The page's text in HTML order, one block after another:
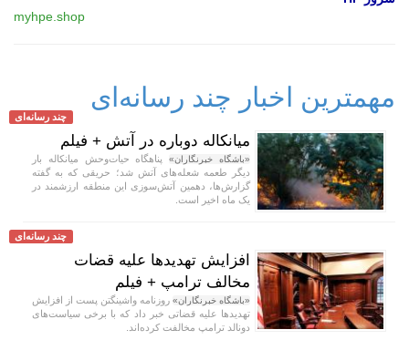
myhpe.shop
مهمترین اخبار چند رسانه‌ای
چند رسانه‌ای
میانکاله دوباره در آتش + فیلم
«باشگاه خبرنگاران»پناهگاه حیات‌وحش میانکاله بار
دیگر طعمه شعله‌های آتش شد؛ حریقی که به گفته
گزارش‌ها، دهمین آتش‌سوزی این منطقه ارزشمند در
یک ماه اخیر است.
چند رسانه‌ای
افزایش تهدید‌ها علیه قضات
مخالف ترامپ + فیلم
«باشگاه خبرنگاران» روزنامه واشینگتن پست از افزایش
تهدید‌ها علیه قضاتی خبر داد که با برخی سیاست‌های
دونالد ترامپ مخالفت کرده‌اند.